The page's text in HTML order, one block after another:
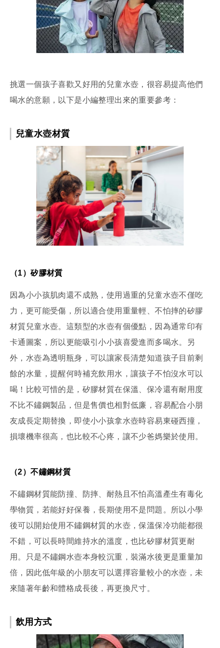
挑選一個孩子喜歡又好用的兒童水壺，很容易提高他們
喝水的意願，以下是小編整理出來的重要參考：
兒童水壺材質
（1）矽膠材質
因為小小孩肌肉還不成熟，使用過重的兒童水壺不僅吃
力，更可能受傷，所以適合使用重量輕、不怕摔的矽膠
材質兒童水壺。這類型的水壺有個優點，因為通常印有
卡通圖案，所以更能吸引小小孩喜愛進而多喝水。另
外，水壺為透明瓶身，可以讓家長清楚知道孩子目前剩
餘的水量，提醒何時補充飲用水，讓孩子不怕沒水可以
喝！比較可惜的是，矽膠材質在保溫、保冷還有耐用度
不比不鏽鋼製品，但是售價也相對低廉，容易配合小朋
友成長定期替換，即使小小孩拿水壺時容易東碰西撞，
損壞機率很高，也比較不心疼，讓不少爸媽樂於使用。
（2）不鏽鋼材質
不鏽鋼材質能防撞、防摔、耐熱且不怕高溫產生有毒化
學物質，若能好好保養，長期使用不是問題。所以小學
後可以開始使用不鏽鋼材質的水壺，保溫保冷功能都很
不錯，可以長時間維持水的溫度，也比矽膠材質更耐
用。只是不鏽鋼水壺本身較沉重，裝滿水後更是重量加
倍，因此低年級的小朋友可以選擇容量較小的水壺，未
來隨著年齡和體格成長後，再更換尺寸。
飲用方式